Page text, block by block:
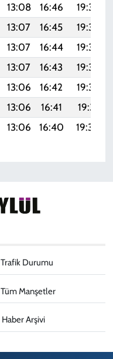
13:08 16:46 19:39
13:07 16:45 19:37
13:07 16:44 19:36
13:07 16:43 19:34
13:06 16:42 19:33
13:06 16:41 19:31
13:06 16:40 19:30
Trafik Durumu
Tüm Manşetler
Haber Arşivi